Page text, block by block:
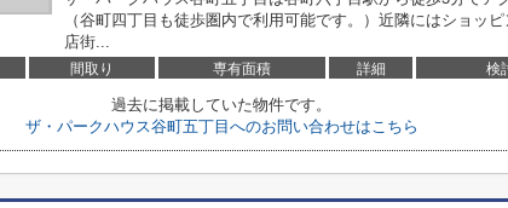
（谷町四丁目も徒歩圏内で利用可能です。）近隣にはショッ
店街...
間取り 専有面積 詳細 検
過去に掲載していた物件です。
ザ・パークハウス谷町五丁目へのお問い合わせはこちら